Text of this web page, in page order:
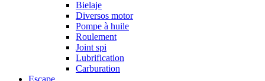
Bielaje
Diversos motor
Pompe à huile
Roulement
Joint spi
Lubrification
Carburation